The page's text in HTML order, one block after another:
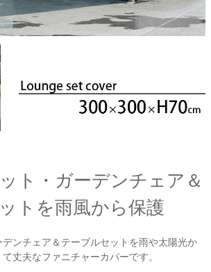
ト・ガーデンチェア＆
トを雨風から保護
ンチェア＆テーブルセットを雨や太陽光か
丈夫なファニチャーカバーです。